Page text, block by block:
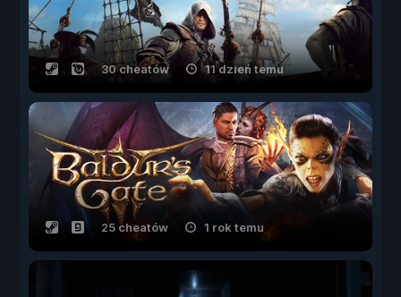
30 cheatów 11 dzień temu
25 cheatów 1 rok temu